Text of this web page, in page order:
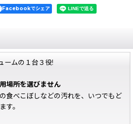
Facebookでシェア
ームの１台３役!
場所を選びません
食べこぼしなどの汚れを、いつでもど
す。